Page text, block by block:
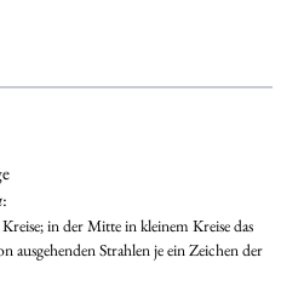
:
in der Mitte in kleinem Kreise das
ausgehenden Strahlen je ein Zeichen der